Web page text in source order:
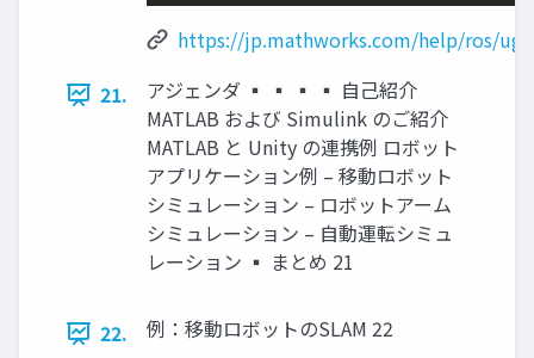
https://jp.mathworks.com/help/ros/
21.
アジェンダ ▪ ▪ ▪ ▪ 自己紹介
MATLAB および Simulink のご紹介
MATLAB と Unity の連携例 ロボット
アプリケーション例 – 移動ロボット
シミュレーション – ロボットアーム
シミュレーション – 自動運転シミュ
レーション ▪ まとめ 21
22. 例：移動ロボットのSLAM 22